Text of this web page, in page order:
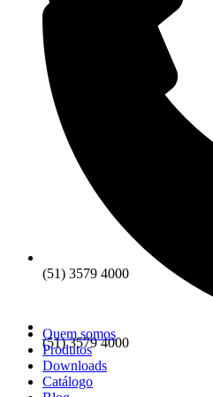
(51) 3579 4000
(51) 3579 4000
Quem somos
Produtos
Downloads
Catálogo